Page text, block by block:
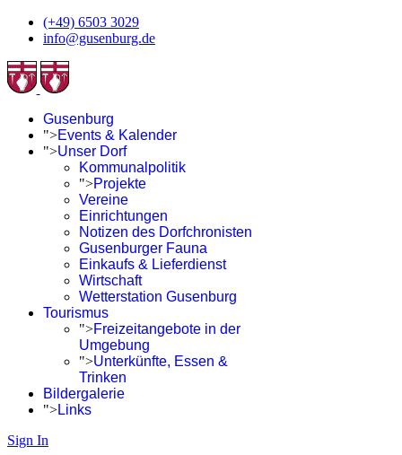
(+49) 6503 3029
info@gusenburg.de
Gusenburg
">Events & Kalender
">Unser Dorf
Kommunalpolitik
">Projekte
Vereine
Einrichtungen
Notizen des Dorfchronisten
Gusenburger Fauna
Einkaufs & Lieferdienst
Wirtschaft
Wetterstation Gusenburg
Tourismus
">Freizeitangebote in der
Umgebung
">Unterkünfte, Essen &
Trinken
Bildergalerie
">Links
Sign In